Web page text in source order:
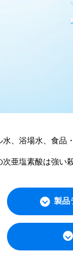
、浴場水、食品
亜塩素酸は強い
製品